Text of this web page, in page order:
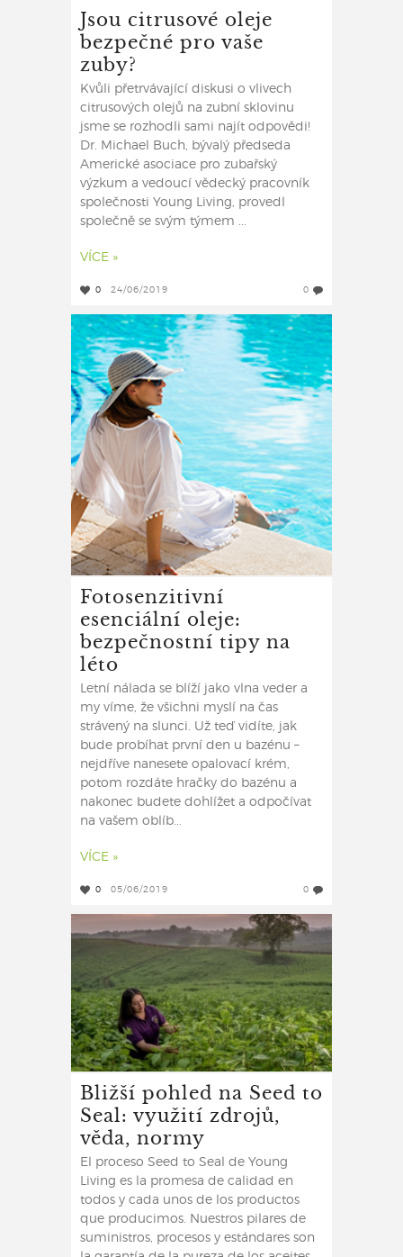
Jsou citrusové oleje
bezpečné pro vaše
zuby?
Kvůli přetrvávající diskusi o vlivech
citrusových olejů na zubní sklovinu
jsme se rozhodli sami najít odpovědi!
Dr. Michael Buch, bývalý předseda
Americké asociace pro zubařský
výzkum a vedoucí vědecký pracovník
společnosti Young Living, provedl
společně se svým týmem ...
VÍCE »
0 24/06/2019 0
Fotosenzitivní
esenciální oleje:
bezpečnostní tipy na
léto
Letní nálada se blíží jako vlna veder a
my víme, že všichni myslí na čas
strávený na slunci. Už teď vidíte, jak
bude probíhat první den u bazénu –
nejdříve nanesete opalovací krém,
potom rozdáte hračky do bazénu a
nakonec budete dohlížet a odpočívat
na vašem oblíb...
VÍCE »
0 05/06/2019 0
Bližší pohled na Seed to
Seal: využití zdrojů,
věda, normy
El proceso Seed to Seal de Young
Living es la promesa de calidad en
todos y cada unos de los productos
que producimos. Nuestros pilares de
suministros, procesos y estándares son